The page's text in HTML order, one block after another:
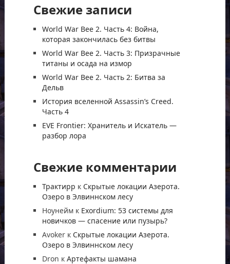
Свежие записи
World War Bee 2. Часть 4: Война,
которая закончилась без битвы
World War Bee 2. Часть 3: Призрачные
титаны и осада на измор
World War Bee 2. Часть 2: Битва за
Дельв
История вселенной Assassin’s Creed.
Часть 4
EVE Frontier: Хранитель и Искатель —
разбор лора
Свежие комментарии
Трактирр к Скрытые локации Азерота.
Озеро в Элвиннском лесу
Ноунейм к Exordium: 53 системы для
новичков — спасение или пузырь?
Avoker к Скрытые локации Азерота.
Озеро в Элвиннском лесу
Dron кАртефакты шамана